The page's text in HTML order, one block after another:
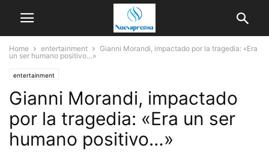
Home entertainment
Gianni Morandi, impactado por la tragedia: «Era
un ser humano positivo…»
entertainment
Gianni Morandi, impactado
por la tragedia: «Era un ser
humano positivo…»